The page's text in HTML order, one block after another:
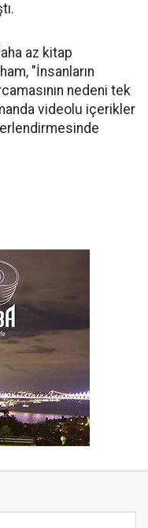
az kitap
"İnsanların
nedeni tek
videolu içerikler